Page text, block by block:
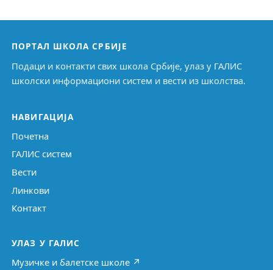
ПОРТАЛ ШКОЛА СРБИЈЕ
Подаци и контакти свих школа Србије, улаз у ГАЛИС
школски информациони систем и вести из школства.
НАВИГАЦИЈА
Почетна
ГАЛИС систем
Вести
Линкови
Контакт
УЛАЗ У ГАЛИС
Музичке и балетске школе ↗